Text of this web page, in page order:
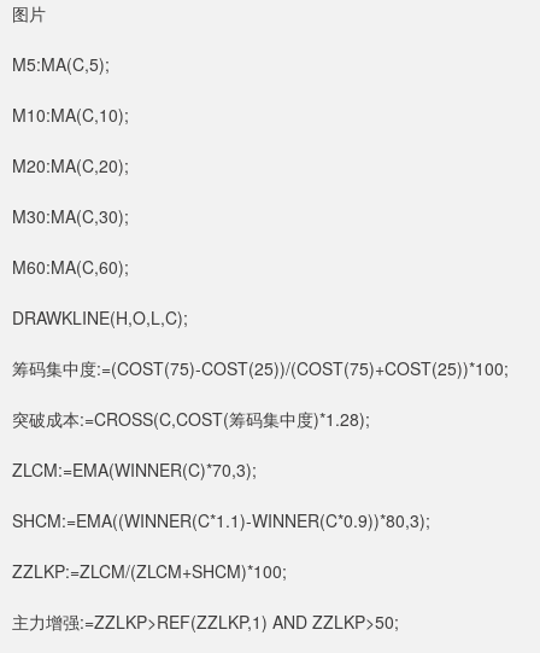
图片
M5:MA(C,5);
M10:MA(C,10);
M20:MA(C,20);
M30:MA(C,30);
M60:MA(C,60);
DRAWKLINE(H,O,L,C);
筹码集中度:=(COST(75)-COST(25))/(COST(75)+COST(25))*100;
突破成本:=CROSS(C,COST(筹码集中度)*1.28);
ZLCM:=EMA(WINNER(C)*70,3);
SHCM:=EMA((WINNER(C*1.1)-WINNER(C*0.9))*80,3);
ZZLKP:=ZLCM/(ZLCM+SHCM)*100;
主力增强:=ZZLKP>REF(ZZLKP,1) AND ZZLKP>50;